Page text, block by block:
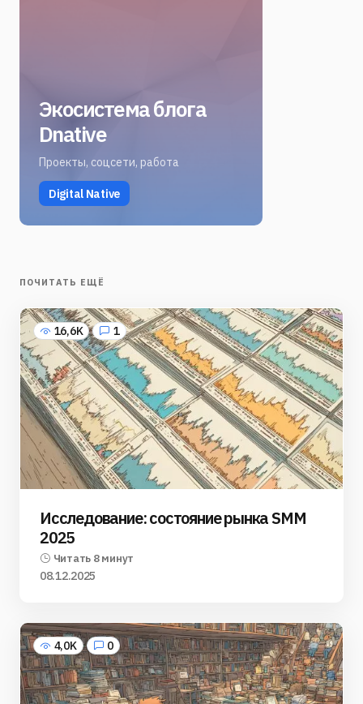
Экосистема блога
Dnative
Проекты, соцсети, работа
Digital Native
ПОЧИТАТЬ ЕЩЁ
16,6K 1
Исследование: состояние рынка SMM
2025
Читать 8 минут
08.12.2025
4,0K 0